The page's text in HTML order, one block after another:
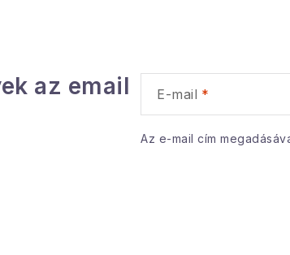
az email E-mail
Az e-mail cím